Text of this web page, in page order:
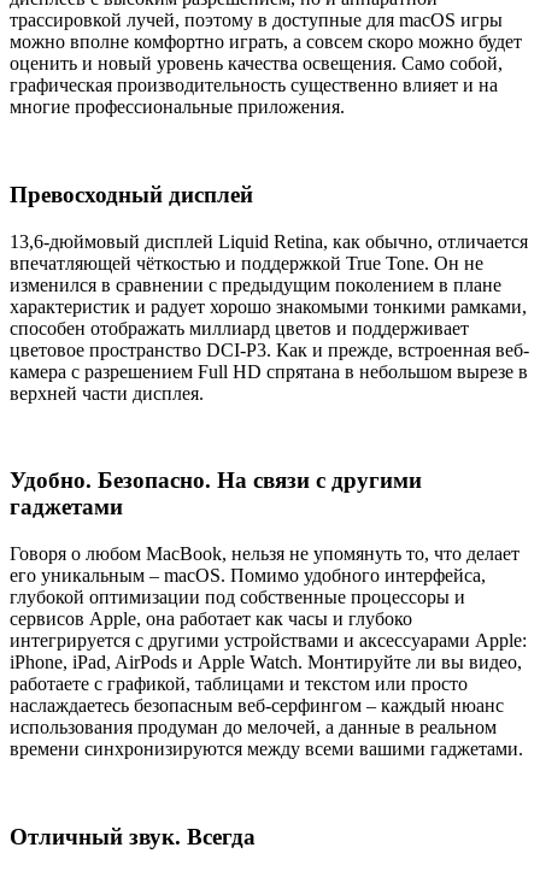
трассировкой лучей, поэтому в доступные для macOS игры
можно вполне комфортно играть, а совсем скоро можно будет
оценить и новый уровень качества освещения. Само собой,
графическая производительность существенно влияет и на
многие профессиональные приложения.
Превосходный дисплей
13,6-дюймовый дисплей Liquid Retina, как обычно, отличается
впечатляющей чёткостью и поддержкой True Tone. Он не
изменился в сравнении с предыдущим поколением в плане
характеристик и радует хорошо знакомыми тонкими рамками,
способен отображать миллиард цветов и поддерживает
цветовое пространство DCI-P3. Как и прежде, встроенная веб-
камера с разрешением Full HD спрятана в небольшом вырезе в
верхней части дисплея.
Удобно. Безопасно. На связи с другими
гаджетами
Говоря о любом MacBook, нельзя не упомянуть то, что делает
его уникальным – macOS. Помимо удобного интерфейса,
глубокой оптимизации под собственные процессоры и
сервисов Apple, она работает как часы и глубоко
интегрируется с другими устройствами и аксессуарами Apple:
iPhone, iPad, AirPods и Apple Watch. Монтируйте ли вы видео,
работаете с графикой, таблицами и текстом или просто
наслаждаетесь безопасным веб-серфингом – каждый нюанс
использования продуман до мелочей, а данные в реальном
времени синхронизируются между всеми вашими гаджетами.
Отличный звук. Всегда